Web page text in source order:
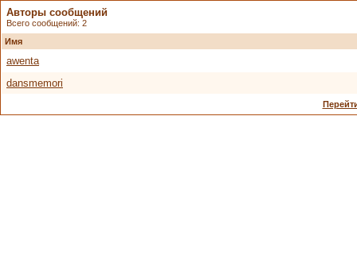
Авторы сообщений
Всего сообщений: 2
Имя
awenta
dansmemori